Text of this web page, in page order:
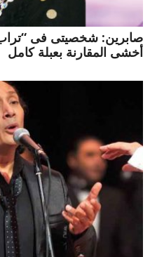
صابرين: شخصيتى فى “تراب
أخشى المقارنة بعبلة كامل